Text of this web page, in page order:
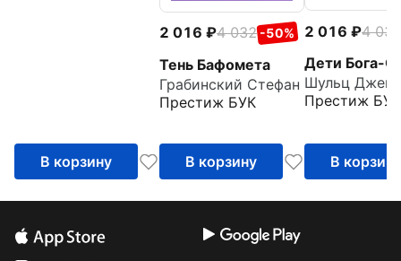
В корзину
2 016 4 032 -50%
Тень Бафомета
Грабинский Стефан
Престиж БУК
В корзину
2 016
4 032
Дети Бога-
Престиж БУК
В корзину